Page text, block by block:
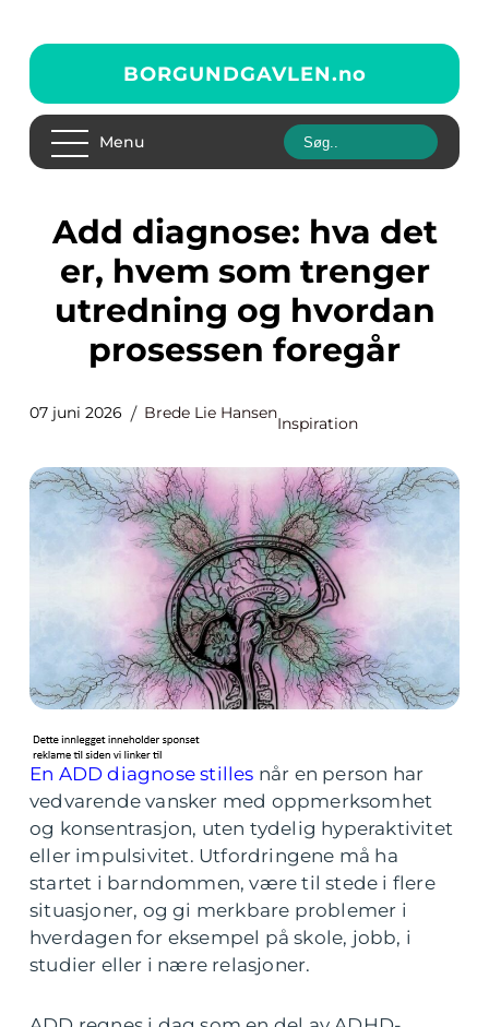
BORGUNDGAVLEN.no
Menu
Add diagnose: hva det
er, hvem som trenger
utredning og hvordan
prosessen foregår
07 juni 2026 Brede Lie Hansen
Inspiration
En ADD diagnose stilles når en person har
vedvarende vansker med oppmerksomhet
og konsentrasjon, uten tydelig hyperaktivitet
eller impulsivitet. Utfordringene må ha
startet i barndommen, være til stede i flere
situasjoner, og gi merkbare problemer i
hverdagen for eksempel på skole, jobb, i
studier eller i nære relasjoner.